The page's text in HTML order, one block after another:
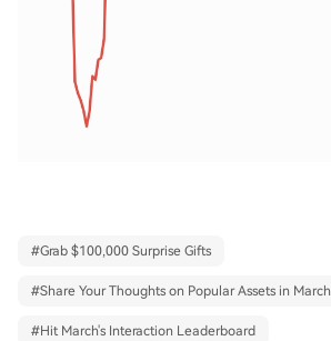
#Grab $100,000 Surprise Gifts
#Share Your Thoughts on Popular Assets in March
#Hit March's Interaction Leaderboard